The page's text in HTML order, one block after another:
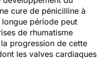
cure de pénicilline à
période peut
de rhumatisme
progression de cette
les valves cardiaques